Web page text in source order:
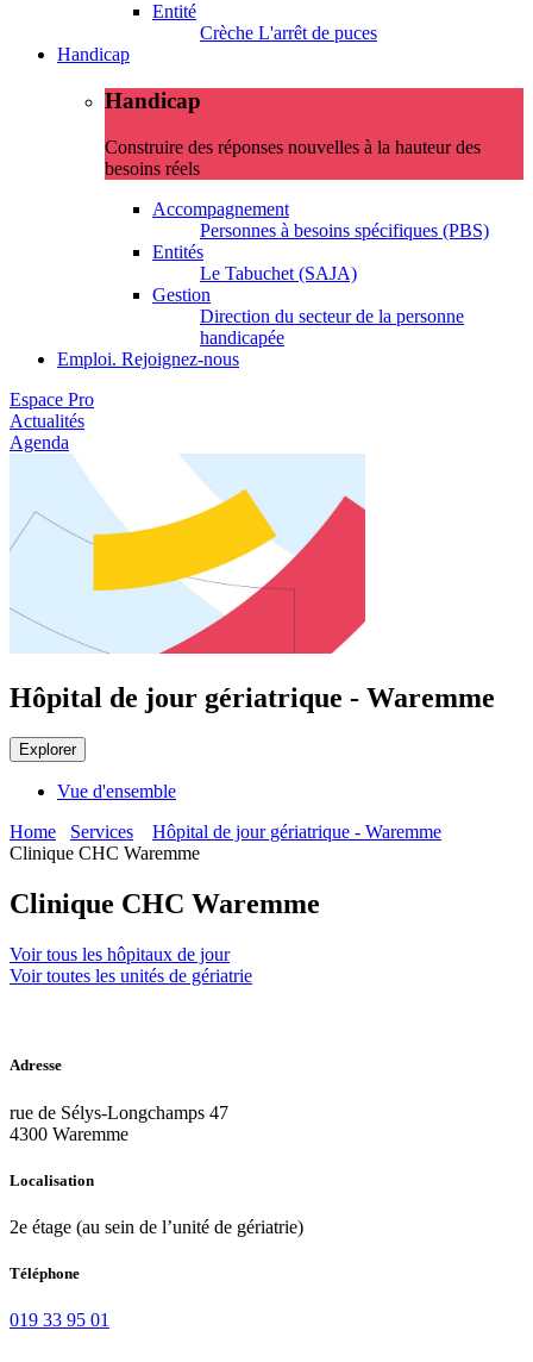
Entité
Crèche L'arrêt de puces
Handicap
Handicap
Construire des réponses nouvelles à la hauteur des
besoins réels
Accompagnement
Personnes à besoins spécifiques (PBS)
Entités
Le Tabuchet (SAJA)
Gestion
Direction du secteur de la personne
handicapée
Emploi. Rejoignez-nous
Espace Pro
Actualités
Agenda
Hôpital de jour gériatrique - Waremme
Explorer
Vue d'ensemble
Home
Services
Hôpital de jour gériatrique - Waremme
Clinique CHC Waremme
Clinique CHC Waremme
Voir tous les hôpitaux de jour
Voir toutes les unités de gériatrie
Adresse
rue de Sélys-Longchamps 47
4300 Waremme
Localisation
2e étage (au sein de l’unité de gériatrie)
Téléphone
019 33 95 01